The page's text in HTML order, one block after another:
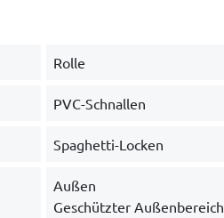
Rolle
PVC-Schnallen
Spaghetti-Locken
Außen
Geschützter Außenbereich